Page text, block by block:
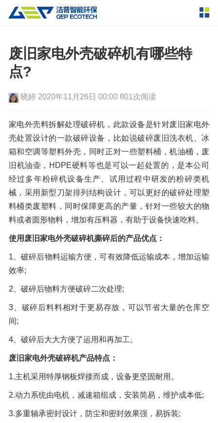
双轴撕碎机 单轴撕碎机
垃圾破袋机 移动式撕碎站
粉碎设备
环锤式粉碎机 鼓式粉碎机
轮胎钢丝分离机 通用型粉碎机
破碎设备
反击式破碎机 颚式破碎机
圆锥破碎机 立轴冲击式破碎机
重型锤式破碎机 移动式破碎站
挤压成型设备
RDF成型机 生物质颗粒机
液压打包机
成套机组
封闭式破碎系统 废轮胎热解系统
橡胶破胶机组
分选分离设备
风选机 滚筒筛
解决方案
服务支持
新闻资讯
走进洁普
联系我们
废旧家电外壳破碎机有哪些特
点?
晓婷 2020年11月26日 00:00 801次阅读
家电外壳料拆解处理破碎机，此款设备是针对废旧家电外
壳处置设计的一款破碎设备，比如说破碎废旧洗衣机、冰
箱和空调等塑料外壳，同时正对一些塑料桶，机油桶，废
旧机油壶，HDPE硬料等也是可以一起处置的，是本公司
经过多年粉碎机设备生产、试用过程中研发的粉碎类机
械，采用新型刀架排列结构设计，可以更好的破碎处理塑
料桶类废塑料，同时保障更高的产量，针对一些较大的物
料或者圆形物料，增加有压料器，有助于设备快速吃料。
使用废旧家电外壳破碎机撕碎后的产品优点：
1、破碎后物料运输方便，可有效降低运输成本，增加运输
效率;
2、破碎后物料方便破碎二次处理;
3、破碎后料料相对于更易存放，可以节省大量的仓库空
间;
4、破碎后大大方便了运用和再加工。
废旧家电外壳破碎机产品特点：
1.主机采用特厚钢板焊接而成，设备更坚固耐用。
2.动力系统由电机，减速箱组成，安装简易，维护成本低;
3.多重轴承密封设计，防尘和密封效果强，易拆装;